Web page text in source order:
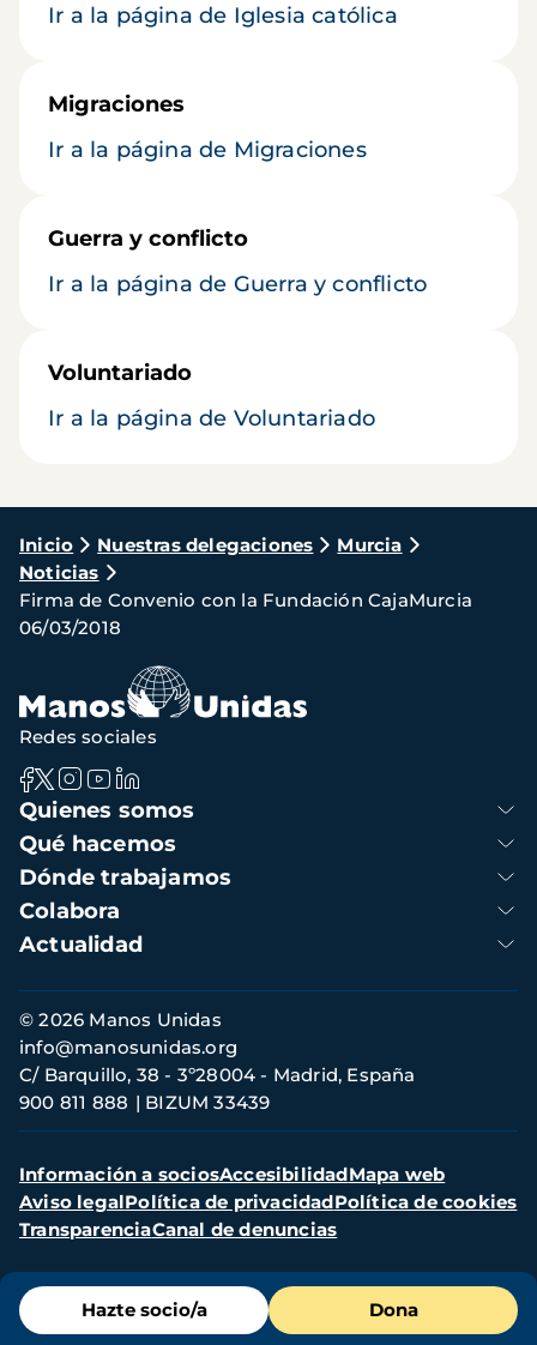
Ir a la página de Iglesia católica
Migraciones
Ir a la página de Migraciones
Guerra y conflicto
Ir a la página de Guerra y conflicto
Voluntariado
Ir a la página de Voluntariado
Ruta
de
navegación
Inicio Nuestras delegaciones
Murcia
Noticias
Firma de Convenio con la Fundación CajaMurcia
06/03/2018
Menú
de
Hazte socio/a Dona
Navegación
principal
Quienes somos
Qué hacemos
Dónde trabajamos
Colabora
Actualidad
Redes sociales
Información
de
contacto
© 2026 Manos Unidas
C/ Barquillo, 38 - 3º28004 - Madrid, España
900 811 888
BIZUM 33439
info@manosunidas.org
Menú
secundario
Información a sociosAccesibilidadMapa web
Aviso legalPolítica de privacidadPolítica de cookies
TransparenciaCanal de denuncias